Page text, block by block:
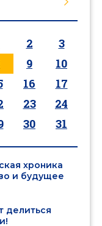
2
3
9
10
16
17
23
24
30 31
хроника
и будущее
делиться